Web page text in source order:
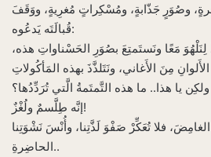
وصُوَرٍ جَذّابةٍ، ومُسْكِراتٍ مُغرِيةٍ، ووَقَفَ
قُبالَتَه يَدعُوه:
لِنَلْهُوَ مَعًا ونَستَمتِعَ بصُوَرِ الحَسْناواتِ هذه،
مِنَ الأَغاني، ونَتَلذَّذَ بهذه المَأكُولاتِ
إنَّه طِلَّسمٌ ولُغْزٌ!
فلا تُعَكِّرْ صَفْوَ لَذَّتِنا، وأُنْسَ نَشْوَتِنا
الحاضِرةِ..